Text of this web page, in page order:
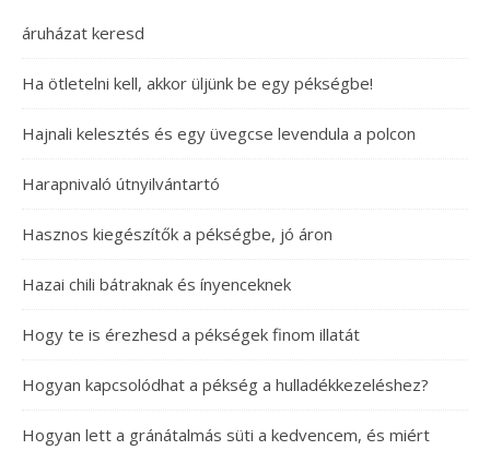
áruházat keresd
Ha ötletelni kell, akkor üljünk be egy pékségbe!
Hajnali kelesztés és egy üvegcse levendula a polcon
Harapnivaló útnyilvántartó
Hasznos kiegészítők a pékségbe, jó áron
Hazai chili bátraknak és ínyenceknek
Hogy te is érezhesd a pékségek finom illatát
Hogyan kapcsolódhat a pékség a hulladékkezeléshez?
Hogyan lett a gránátalmás süti a kedvencem, és miért